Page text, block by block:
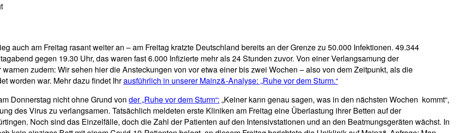
auch am Freitag rasant weiter an – am Freitag kratzte Deutschland bereits an der Grenze zu 50.000 Infektionen. 49.344
gegen 19.30 Uhr, das waren fast 6.000 Infizierte mehr als 24 Stunden zuvor. Von einer Verlangsamung der
zudem: Wir sehen hier die Ansteckungen von vor etwa einer bis zwei Wochen – also von dem Zeitpunkt, als die
worden war. Mehr dazu findet Ihrausführlich in unserer Mainz&-Analyse: „Ruhe vor dem Sturm.“
Donnerstag nicht ohne Grund von der „Ruhe vor dem Sturm“: „Keiner kann genau sagen, was in den nächsten Wochen kommt“,
des Virus zu verlangsamen. Tatsächlich meldeten erste Kliniken am Freitag eine Überlastung ihrer Betten auf der
Noch sind das Einzelfälle, doch die Zahl der Patienten auf den Intensivstationen und an den Beatmungsgeräten wächst. In